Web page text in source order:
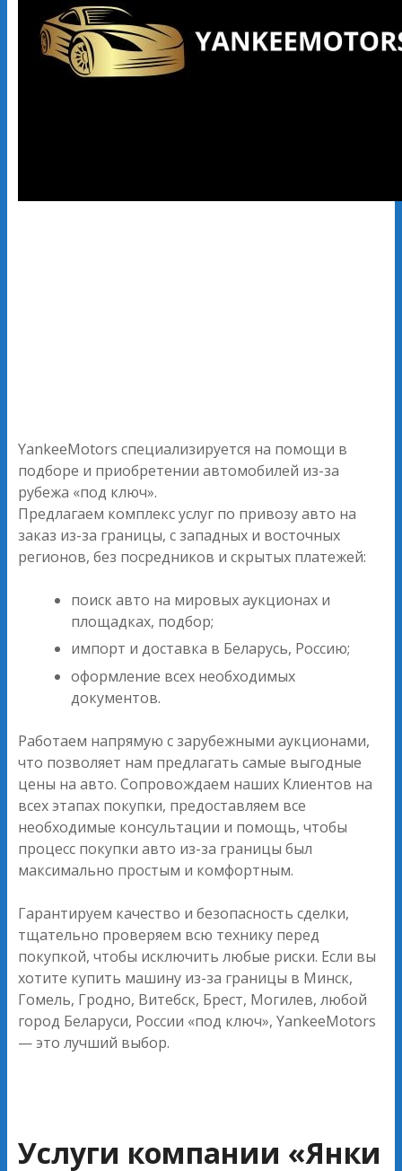
YankeeMotors специализируется на помощи в
подборе и приобретении автомобилей из-за
рубежа «под ключ».
Предлагаем комплекс услуг по привозу авто на
заказ из-за границы, с западных и восточных
регионов, без посредников и скрытых платежей:
поиск авто на мировых аукционах и
площадках, подбор;
импорт и доставка в Беларусь, Россию;
оформление всех необходимых
документов.
Работаем напрямую с зарубежными аукционами,
что позволяет нам предлагать самые выгодные
цены на авто. Сопровождаем наших Клиентов на
всех этапах покупки, предоставляем все
необходимые консультации и помощь, чтобы
процесс покупки авто из-за границы был
максимально простым и комфортным.
Гарантируем качество и безопасность сделки,
тщательно проверяем всю технику перед
покупкой, чтобы исключить любые риски. Если вы
хотите купить машину из-за границы в Минск,
Гомель, Гродно, Витебск, Брест, Могилев, любой
город Беларуси, России «под ключ», YankeeMotors
— это лучший выбор.
Услуги компании «Янки